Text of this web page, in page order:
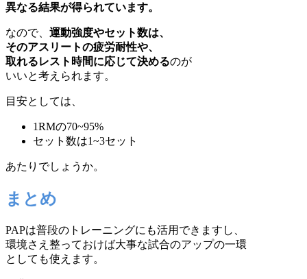
異なる結果が得られています。
なので、 運動強度やセット数は、
そのアスリートの疲労耐性や、
取れるレスト時間に応じて決めるのが
いいと考えられます。
目安としては、
1RMの70~95%
セット数は1~3セット
あたりでしょうか。
まとめ
PAPは普段のトレーニングにも活用できますし、
環境さえ整っておけば大事な試合のアップの一環
としても使えます。